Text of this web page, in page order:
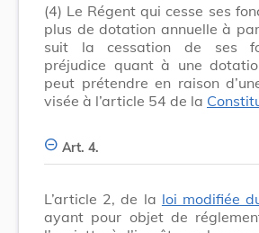
(4) Le Régent qui cesse ses
plus de dotation annuelle à
suit la cessation de ses
préjudice quant à une
peut prétendre en raison
visée à l’article 54 de la
Art. 4.
L’article 2, de la loi modifiée
ayant pour objet de